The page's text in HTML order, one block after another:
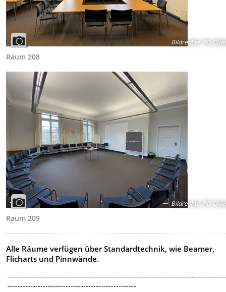
Bildrechte: PD
Raum 208
Bildrechte: PD
Raum 209
Alle Räume verfügen über Standardtechnik, wie Beamer,
Flicharts und Pinnwände.
---------------------------------------------------